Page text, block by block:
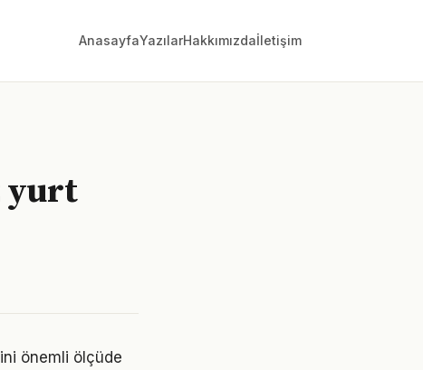
AnasayfaYazılarHakkımızdaİletişim
yurt
önemli ölçüde